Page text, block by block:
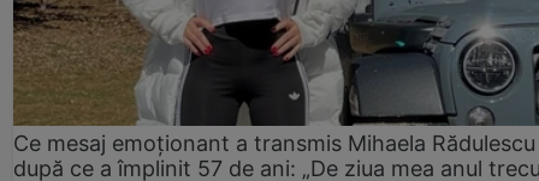
Ce mesaj emoționant a transmis Mihaela Rădulescu
după ce a împlinit 57 de ani: „De ziua mea anul